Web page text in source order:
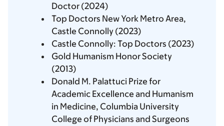
Doctor (2024)
Top Doctors New York Metro Area,
Castle Connolly (2023)
Castle Connolly: Top Doctors (2023)
Gold Humanism Honor Society
(2013)
Donald M. Palattuci Prize for
Academic Excellence and Humanism
in Medicine, Columbia University
College of Physicians and Surgeons